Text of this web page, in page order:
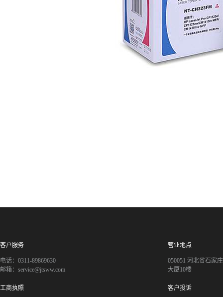
客户服务
电话：0311-89869630
邮箱：service@jtsww.com
营业地点
050051 河北省石家
大厦10楼
工商执照 客户投诉